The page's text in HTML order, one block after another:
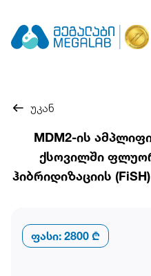
უკან
MDM2-ის
ქსოვილში
ჰიბრიდიზაციის
ფასი: 2800 ₾